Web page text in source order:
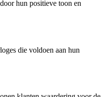
hun positieve toon en
die voldoen aan hun